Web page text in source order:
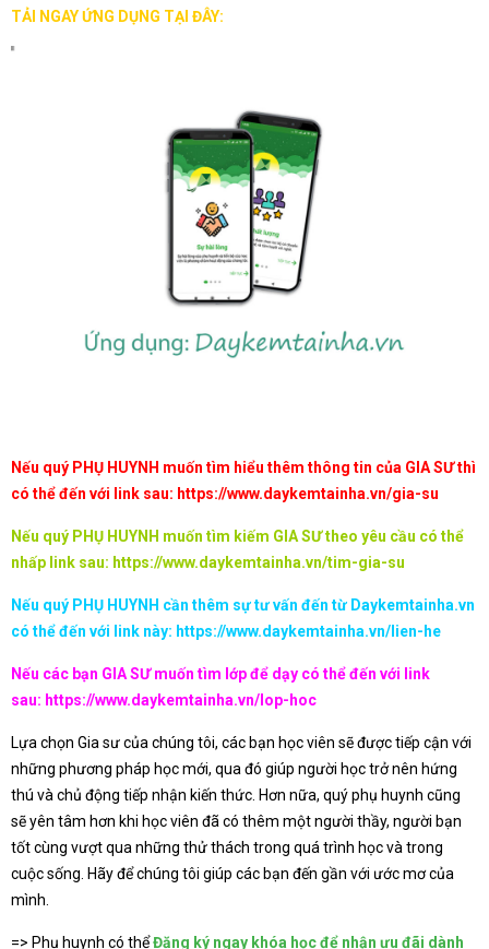
TẢI NGAY ỨNG DỤNG TẠI ĐÂY:
Nếu quý PHỤ HUYNH muốn tìm hiểu thêm thông tin của GIA SƯ thì
có thể đến với link sau: https://www.daykemtainha.vn/gia-su
Nếu quý PHỤ HUYNH muốn tìm kiếm GIA SƯ theo yêu cầu có thể
nhấp link sau: https://www.daykemtainha.vn/tim-gia-su
Nếu quý PHỤ HUYNH cần thêm sự tư vấn đến từ Daykemtainha.vn
có thể đến với link này: https://www.daykemtainha.vn/lien-he
Nếu các bạn GIA SƯ muốn tìm lớp để dạy có thể đến với link
sau: https://www.daykemtainha.vn/lop-hoc
Lựa chọn Gia sư của chúng tôi, các bạn học viên sẽ được tiếp cận với
những phương pháp học mới, qua đó giúp người học trở nên hứng
thú và chủ động tiếp nhận kiến thức. Hơn nữa, quý phụ huynh cũng
sẽ yên tâm hơn khi học viên đã có thêm một người thầy, người bạn
tốt cùng vượt qua những thử thách trong quá trình học và trong
cuộc sống. Hãy để chúng tôi giúp các bạn đến gần với ước mơ của
mình.
=> Phụ huynh có thểĐăng ký ngay khóa học để nhận ưu đãi dành